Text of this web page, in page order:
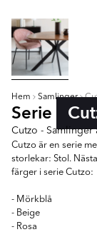
Hem Samlinger
Serie
Cutzo -
Cutzo är en serie
storlekar: Stol.
färger i serie Cutzo:
- Mörkblå
- Beige
- Rosa